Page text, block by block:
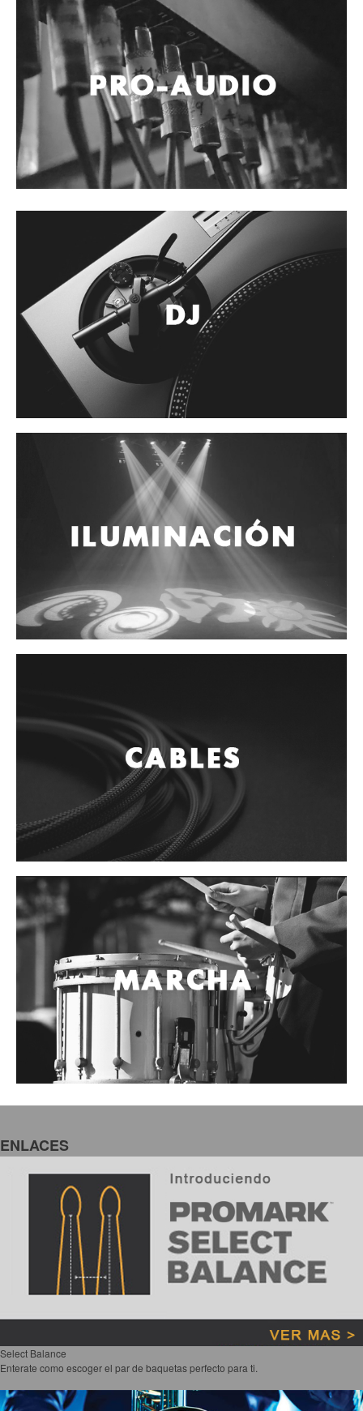
Video y USB
Espigas y conectores
Accesorios
Otros Instrumentos de Cuerdas
Ukulele
Mandolina
Banjo
Cuerdas
Guitarra Metal
Guitarra Nylon
Guitarra Electrica
Violin
Otros instrumentos de arco
Otros instrumentos de Cuerdas
ENLACES
Select Balance
Enterate como escoger el par de baquetas perfecto para ti.